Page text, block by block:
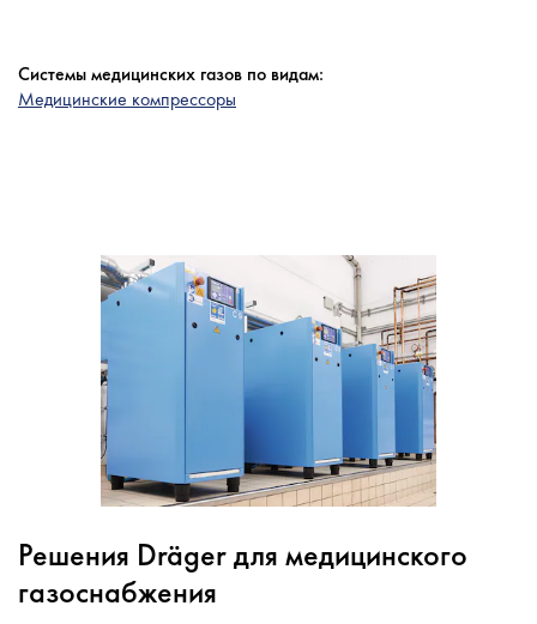
Системы медицинских газов по видам:
Медицинские компрессоры
Решения Dräger для медицинского
газоснабжения